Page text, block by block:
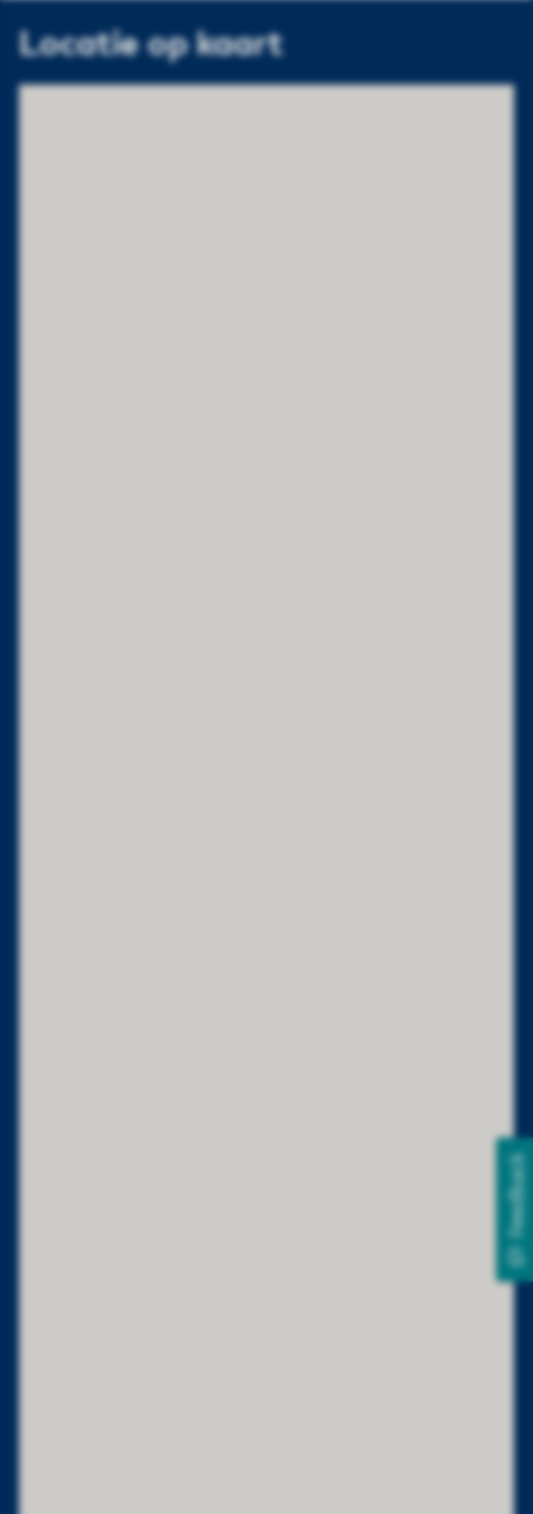
Locatie op kaart
Feedback